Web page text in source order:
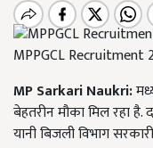
MPPGCL Recruitment
MP Sarkari Naukri:
बेहतरीन मौका मिल रहा
यानी बिजली विभाग